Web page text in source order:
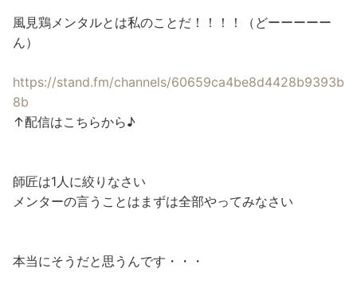
風見鶏メンタルとは私のことだ！！！！（どーーーーー
ん）​
https://stand.fm/channels/60659ca4be8d4428b9393b
8b
↑配信はこちらから♪​
師匠は1人に絞りなさい​
メンターの言うことはまずは全部やってみなさい​
本当にそうだと思うんです・・・​